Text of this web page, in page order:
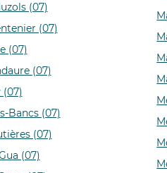
(07)
(07)
(07)
(07)
(07)
Bancs (07)
(07)
(07)